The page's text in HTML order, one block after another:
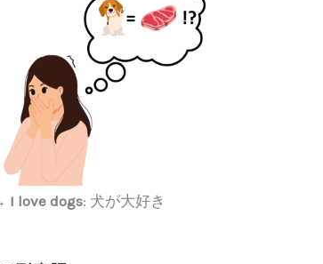
I love dogs: 犬が大好き